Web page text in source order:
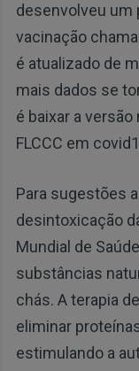
desenvolveu um
vacinação
é atualizado de
mais dados se
é baixar a
FLCCC em
Para sugestões
desintoxicação
Mundial de
substâncias
chás. A terapia
eliminar
estimulando a